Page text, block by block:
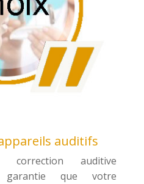
auditifs
auditive
garantie que votre